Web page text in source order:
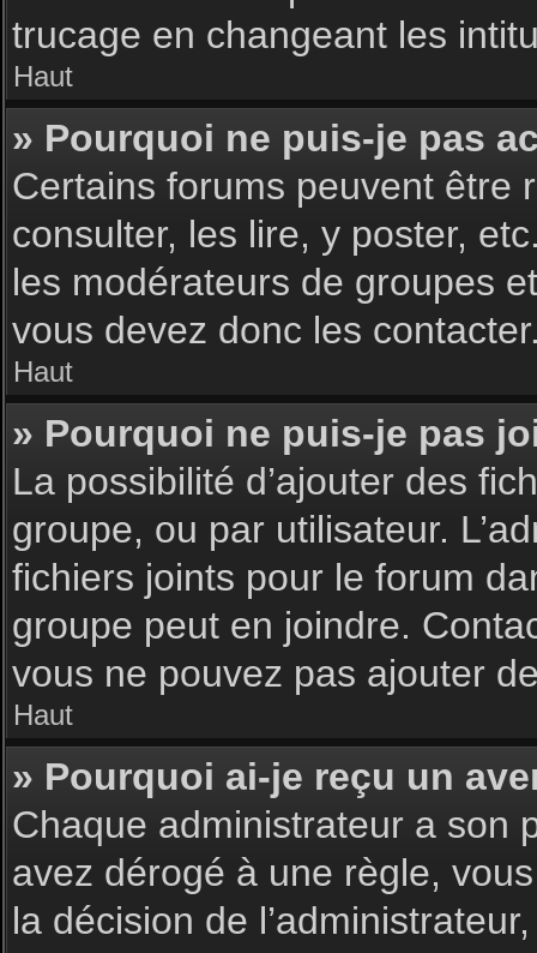
trucage en changeant les
Haut
» Pourquoi ne puis-je pas
Certains forums peuvent être
consulter, les lire, y poster,
les modérateurs de groupes
vous devez donc les
Haut
» Pourquoi ne puis-je pas
La possibilité d’ajouter des
groupe, ou par utilisateur.
fichiers joints pour le forum
groupe peut en joindre.
vous ne pouvez pas ajouter
Haut
» Pourquoi ai-je reçu un
Chaque administrateur a son
avez dérogé à une règle,
la décision de